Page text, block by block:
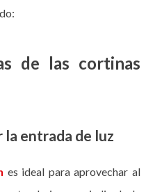
de las cortinas
entrada de luz
es ideal para aprovechar al